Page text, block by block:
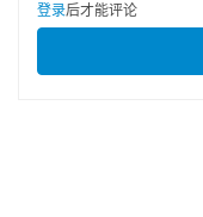
登录后才能评论